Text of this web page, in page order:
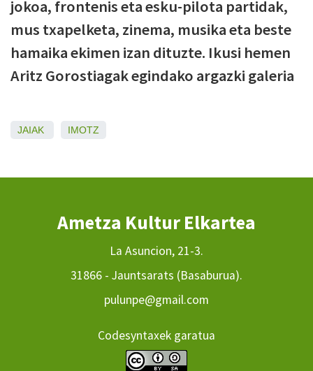
jokoa, frontenis eta esku-pilota partidak,
mus txapelketa, zinema, musika eta beste
hamaika ekimen izan dituzte. Ikusi hemen
Aritz Gorostiagak egindako argazki galeria
JAIAK IMOTZ
Ametza Kultur Elkartea
La Asuncion, 21-3.
31866 - Jauntsarats (Basaburua).
pulunpe@gmail.com
Codesyntaxek garatua